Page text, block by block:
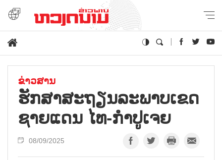
ຂ່າວສານ
ຮັກ​ສາ​ສະ​ຖຽນ​ລະ​ພາບ​ເຂດ​
ຊາຍ​ແດນ ໄທ-ກຳ​ປູ​ເຈຍ
08/09/2025